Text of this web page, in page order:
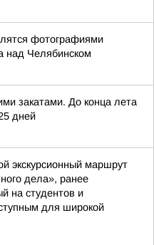
фотографиями
над Челябинском
закатами. До конца лета
дней
экскурсионный маршрут
дела», ранее
на студентов и
для широкой